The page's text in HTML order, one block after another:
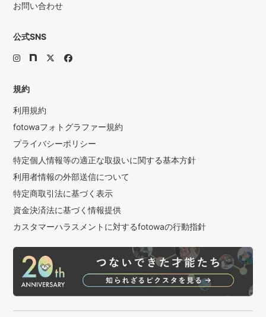
お問い合わせ
公式SNS
規約
利用規約
fotowaフォトグラファー規約
プライバシーポリシー
特定個人情報等の適正な取扱いに関する基本方針
利用者情報の外部送信について
特定商取引法に基づく表示
資金決済法に基づく情報提供
カスタマーハラスメントに対するfotowaの行動指針